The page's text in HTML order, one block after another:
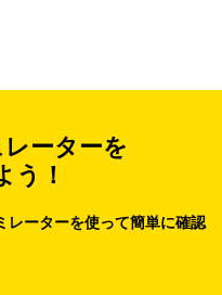
ーターを
う！
レーターを使って簡単に確認